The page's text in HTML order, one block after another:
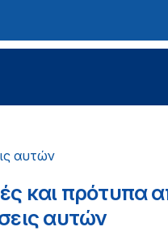
αυτών
και πρότυπα
αυτών